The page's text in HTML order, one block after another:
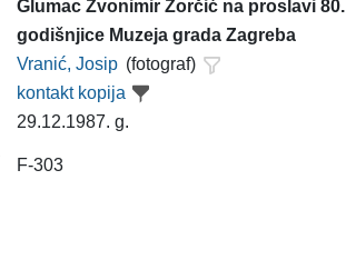
Glumac Zvonimir Zorčić na proslavi 80.
godišnjice Muzeja grada Zagreba
Vranić, Josip (fotograf)
kontakt kopija
29.12.1987. g.
F-303